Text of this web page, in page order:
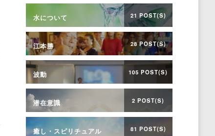
水について 21 POST(S)
江本勝 28 POST(S)
波動 105 POST(S)
潜在意識 2 POST(S)
癒し・スピリチュアル 81 POST(S)